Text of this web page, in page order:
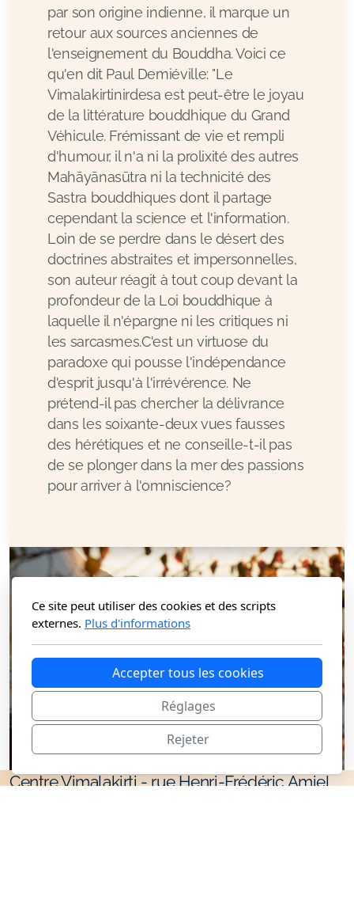
par son origine indienne, il marque un
retour aux sources anciennes de
l'enseignement du Bouddha. Voici ce
qu'en dit Paul Demiéville: "Le
Vimalakirtinirdesa est peut-être le joyau
de la littérature bouddhique du Grand
Véhicule. Frémissant de vie et rempli
d'humour, il n'a ni la prolixité des autres
Mahāyānasūtra ni la technicité des
Sastra bouddhiques dont il partage
cependant la science et l'information.
Loin de se perdre dans le désert des
doctrines abstraites et impersonnelles,
son auteur réagit à tout coup devant la
profondeur de la Loi bouddhique à
laquelle il n'épargne ni les critiques ni
les sarcasmes.C'est un virtuose du
paradoxe qui pousse l'indépendance
d'esprit jusqu'à l'irrévérence. Ne
prétend-il pas chercher la délivrance
dans les soixante-deux vues fausses
des hérétiques et ne conseille-t-il pas
de se plonger dans la mer des passions
pour arriver à l'omniscience?
Centre Vimalakirti - rue Henri-Frédéric Amiel
Ce site peut utiliser des cookies et des scripts
externes. Plus d'informations
Accepter tous les cookies
Réglages
Rejeter